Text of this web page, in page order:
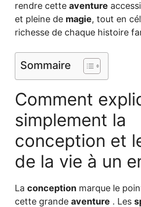
rendre cette aventure
et pleine de magie, tout en
richesse de chaque histoire
Sommaire
Comment
simplement la
conception et
de la vie à un
La conception marque le
cette grande aventure . Les